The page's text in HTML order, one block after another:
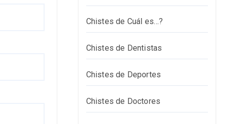
Chistes de Cuál es…?
Chistes de Dentistas
Chistes de Deportes
Chistes de Doctores